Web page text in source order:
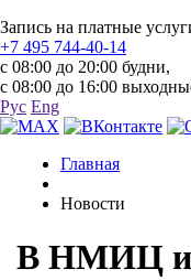
Запись на платные
+7 495 744-40-14
с 08:00 до 20:00 будни,
с 08:00 до 16:00
Рус Eng
Главная
Новости
В НМИЦ